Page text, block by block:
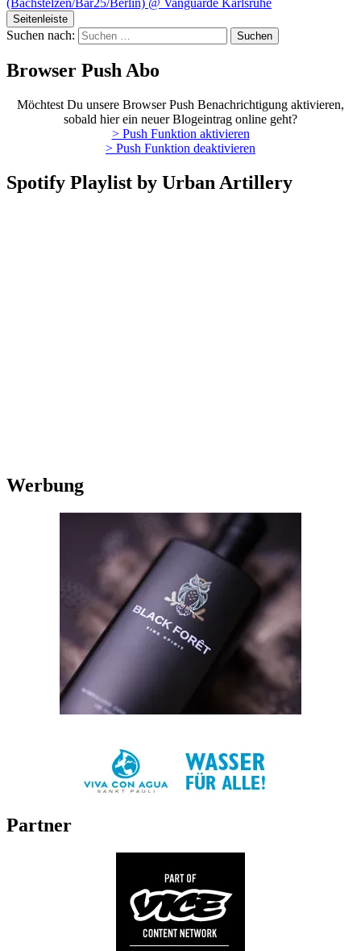
Seitenleiste
Suchen nach:
Browser Push Abo
Möchtest Du unsere Browser Push Benachrichtigung aktivieren,
sobald hier ein neuer Blogeintrag online geht?
> Push Funktion aktivieren
> Push Funktion deaktivieren
Spotify Playlist by Urban Artillery
Werbung
Partner